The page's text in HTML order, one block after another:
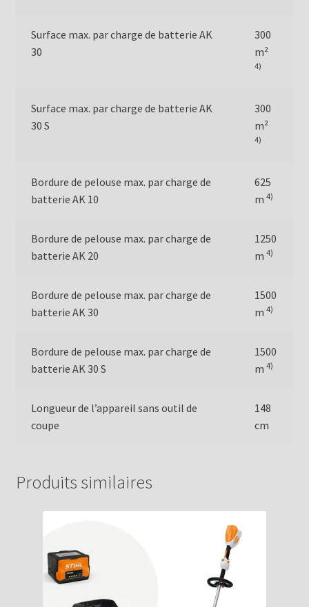
Surface max. par charge de batterie AK
30
300
m²
4)
Surface max. par charge de batterie AK
30 S
300
m²
4)
Bordure de pelouse max. par charge de
batterie AK 10
625
m4)
Bordure de pelouse max. par charge de
batterie AK 20
1250
m4)
Bordure de pelouse max. par charge de
batterie AK 30
1500
m4)
Bordure de pelouse max. par charge de
batterie AK 30 S
1500
m4)
Longueur de l’appareil sans outil de
coupe
148
cm
Produits similaires